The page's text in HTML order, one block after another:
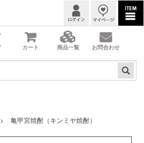
> 亀甲宮焼酎（キンミヤ焼酎）